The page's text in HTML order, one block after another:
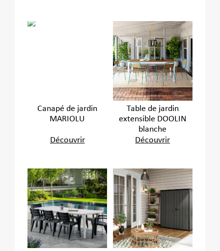
Canapé de jardin
MARIOLU
Découvrir
Table de jardin
extensible DOOLIN
blanche
Découvrir